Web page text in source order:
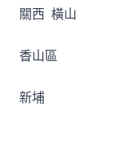
關西 橫山
香山區
新埔